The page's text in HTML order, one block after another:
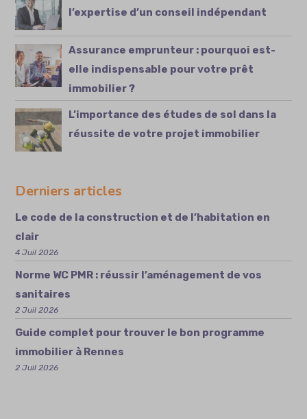
l’expertise d’un conseil indépendant
Assurance emprunteur : pourquoi est-
elle indispensable pour votre prêt
immobilier ?
L’importance des études de sol dans la
réussite de votre projet immobilier
Derniers articles
Le code de la construction et de l’habitation en
clair
4 Juil 2026
Norme WC PMR : réussir l’aménagement de vos
sanitaires
2 Juil 2026
Guide complet pour trouver le bon programme
immobilier à Rennes
2 Juil 2026